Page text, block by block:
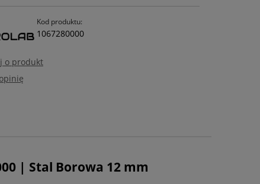
Kod produktu:
1067280000
o produkt
| Stal Borowa 12 mm